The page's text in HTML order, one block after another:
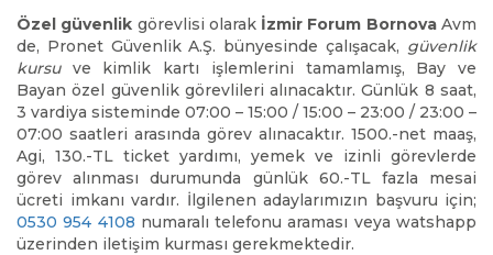
Özel güvenlik görevlisi olarak İzmir Forum BornovaAvm
de, Pronet Güvenlik A.Ş. bünyesinde çalışacak, güvenlik
kursuve kimlik kartı işlemlerini tamamlamış, Bay ve
Bayan özel güvenlik görevlileri alınacaktır. Günlük 8 saat,
3 vardiya sisteminde 07:00 – 15:00 / 15:00 – 23:00 / 23:00 –
07:00 saatleri arasında görev alınacaktır. 1500.-net maaş,
Agi, 130.-TL ticket yardımı, yemek ve izinli görevlerde
görev alınması durumunda günlük 60.-TL fazla mesai
ücreti imkanı vardır. İlgilenen adaylarımızın başvuru için;
0530 954 4108 numaralı telefonu araması veya watshapp
üzerinden iletişim kurması gerekmektedir.